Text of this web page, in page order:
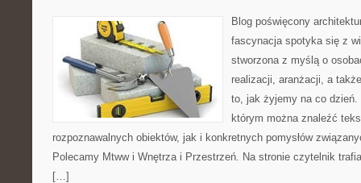
Blog poświęcony
fascynacja spotyka się z
stworzona z myślą o
realizacji, aranżacji, a
to, jak żyjemy na co dzień.
którym można znaleźć
rozpoznawalnych obiektów, jak i konkretnych pomysłów
Polecamy Mtww i Wnętrza i Przestrzeń. Na stronie czytelnik
[…]